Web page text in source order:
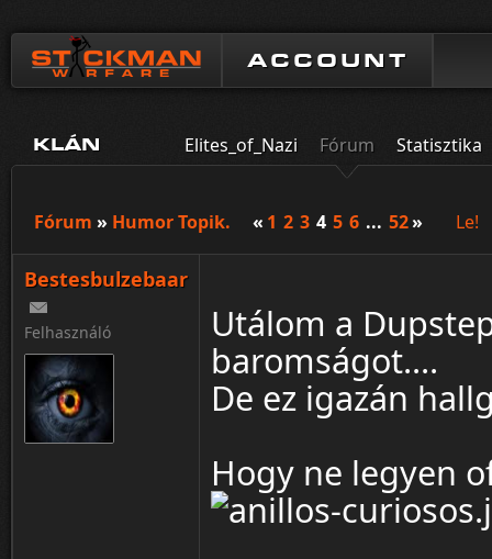
ACCOUNT
KLÁN Elites_of_Nazi Fórum Statisztika
Fórum » Humor Topik. « 1 2 3 4 5 6 ... 52» Le!
Bestesbulzebaar
Felhasználó
Utálom a
baromságot....
De ez igazán
Hogy ne legyen